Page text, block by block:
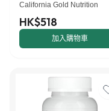
克）
California Gold Nutrition
HK$518
加入購物車